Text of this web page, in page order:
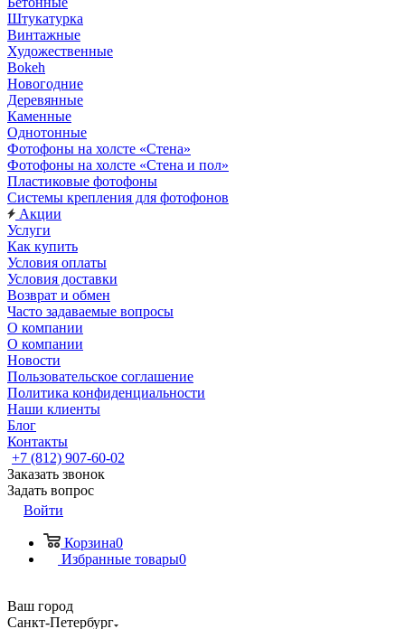
Штукатурка
Винтажные
Художественные
Bokeh
Новогодние
Деревянные
Каменные
Однотонные
Фотофоны на холсте «Стена»
Фотофоны на холсте «Стена и пол»
Пластиковые фотофоны
Системы крепления для фотофонов
Акции
Услуги
Как купить
Условия оплаты
Условия доставки
Возврат и обмен
Часто задаваемые вопросы
О компании
О компании
Новости
Пользовательское соглашение
Политика конфиденциальности
Наши клиенты
Блог
Контакты
+7 (812) 907-60-02
Заказать звонок
Задать вопрос
Войти
Корзина0
Избранные товары0
Ваш город
Санкт-Петербург